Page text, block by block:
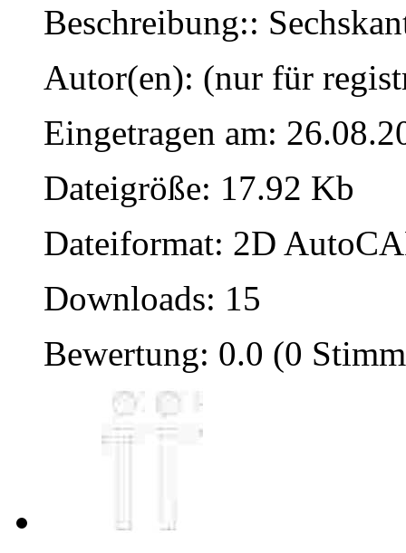
Beschreibung::
Autor(en): (nur für
Eingetragen am:
Dateigröße: 17.92 Kb
Dateiformat: 2D
Downloads: 15
Bewertung: 0.0 (0